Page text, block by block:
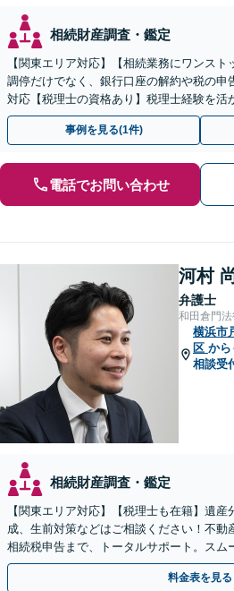
相続財産調査・鑑定
【関東エリア対応】【相続業務にワンス
調停だけでなく、銀行口座の解約や税の申
対応【税理士の資格あり】税理士経験を活
続手続きもお任せください【初回相談無料
事例を見る(1件)
電話でお問い合わせ
河村
弁護士
和田倉門
横浜市
区 から
相談受
相続財産調査・鑑定
【関東エリア対応】【税理士も在籍】遺
成、生前対策などはご相談ください！不動
相続税申告まで、トータルサポート。スム
ニケーション◎お気軽にご相談ください。
料金表を見る